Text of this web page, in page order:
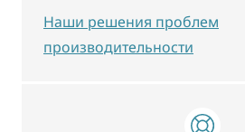
Наши решения проблем
производительности